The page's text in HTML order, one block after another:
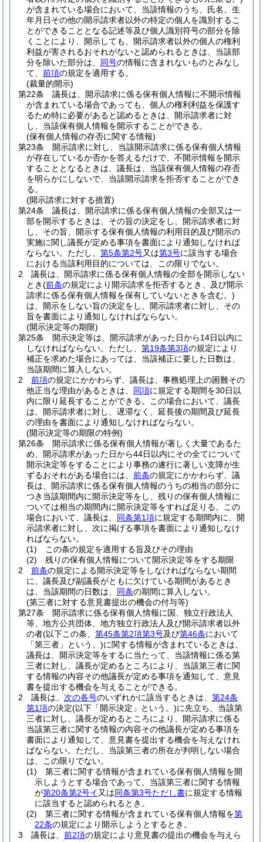
が含まれている場合において、当該情報のうち、氏名、生
年月日その他の開示請求者以外の特定の個人を識別するこ
とができることとなる記述等及び個人識別符号の部分を除
くことにより、開示しても、開示請求者以外の個人の権利
利益が害されるおそれがないと認められるときは、当該部
分を除いた部分は、 同号の情報に含まれないものとみなし
て、 前項の規定を適用する。
(裁量的開示)
第22条
議長は、開示請求に係る保有個人情報に不開示情報
が含まれている場合であっても、個人の権利利益を保護す
るため特に必要があると認めるときは、開示請求者に対
し、当該保有個人情報を開示することができる。
(保有個人情報の存否に関する情報)
第23条
開示請求に対し、当該開示請求に係る保有個人情報
が存在しているか否かを答えるだけで、不開示情報を開示
することとなるときは、議長は、当該保有個人情報の存否
を明らかにしないで、当該開示請求を拒否することができ
る。
(開示請求に対する措置)
第24条
議長は、開示請求に係る保有個人情報の全部又は一
部を開示するときは、その旨の決定をし、開示請求者に対
し、その旨、開示する保有個人情報の利用目的及び開示の
実施に関し議長が定める事項を書面により通知しなければ
ならない。 ただし、 第5条第2号又は第3号に該当する場合
における当該利用目的については、この限りでない。
2
議長は、開示請求に係る保有個人情報の全部を開示しない
とき(前条の規定により開示請求を拒否するとき、及び開示
請求に係る保有個人情報を保有していないときを含む。)
は、開示をしない旨の決定をし、開示請求者に対し、その
旨を書面により通知しなければならない。
(開示決定等の期限)
第25条
開示決定等は、開示請求があった日から14日以内に
しなければならない。 ただし、 第19条第3項の規定により
補正を求めた場合にあっては、当該補正に要した日数は、
当該期間に算入しない。
2
前項の規定にかかわらず、議長は、事務処理上の困難その
他正当な理由があるときは、 同項に規定する期間を30日以
内に限り延長することができる。
この場合において、議長
は、開示請求者に対し、遅滞なく、延長後の期間及び延長
の理由を書面により通知しなければならない。
(開示決定等の期限の特例)
第26条
開示請求に係る保有個人情報が著しく大量であるた
め、開示請求があった日から44日以内にその全てについて
開示決定等をすることにより事務の遂行に著しい支障が生
ずるおそれがある場合には、 前条の規定にかかわらず、議
長は、開示請求に係る保有個人情報のうちの相当の部分に
つき当該期間内に開示決定等をし、残りの保有個人情報に
ついては相当の期間内に開示決定等をすれば足りる。
この
場合において、議長は、 同条第1項に規定する期間内に、開
示請求者に対し、次に掲げる事項を書面により通知しなけ
ればならない。
(1)
この条の規定を適用する旨及びその理由
(2)
残りの保有個人情報について開示決定等をする期限
2
前条の規定による開示決定等をしなければならない期間
に、議長及び副議長がともに欠けている期間があるとき
は、当該期間の日数は、 同条の期間に算入しない。
(第三者に対する意見書提出の機会の付与等)
第27条
開示請求に係る保有個人情報に国、独立行政法人
等、地方公共団体、地方独立行政法人及び開示請求者以外
の者(以下この条、 第45条第2項第3号及び第46条において
「第三者」という。)に関する情報が含まれているときは、
議長は、開示決定等をするに当たって、当該情報に係る第
三者に対し、議長が定めるところにより、当該第三者に関
する情報の内容その他議長が定める事項を通知して、意見
書を提出する機会を与えることができる。
2
議長は、 次の各号のいずれかに該当するときは、 第24条
第1項の決定(以下「開示決定」という。)に先立ち、当該第
三者に対し、議長が定めるところにより、開示請求に係る
当該第三者に関する情報の内容その他議長が定める事項を
書面により通知して、意見書を提出する機会を与えなけれ
ばならない。 ただし、当該第三者の所在が判明しない場合
は、この限りでない。
(1)
第三者に関する情報が含まれている保有個人情報を開
示しようとする場合であって、当該第三者に関する情報
が第20条第2号イ 又は同条第3号ただし書に規定する情報
に該当すると認められるとき。
(2)
第三者に関する情報が含まれている保有個人情報を第
22条の規定により開示しようとするとき。
3
議長は、 前2項の規定により意見書の提出の機会を与えら